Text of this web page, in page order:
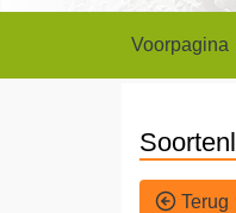
Voorpagina
Terug